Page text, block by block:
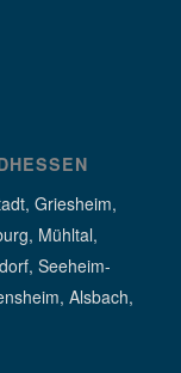
Griesheim,
Mühltal,
Seeheim-
Alsbach,